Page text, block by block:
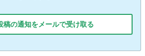
稿の通知をメールで受け取る